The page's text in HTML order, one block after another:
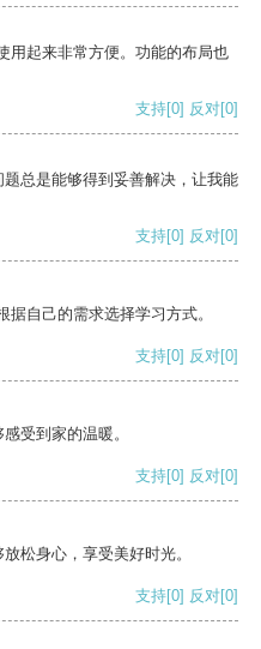
用起来非常方便。功能的布局也
支持[0] 反对[0]
总是能够得到妥善解决，让我能
支持[0] 反对[0]
自己的需求选择学习方式。
支持[0] 反对[0]
受到家的温暖。
支持[0] 反对[0]
松身心，享受美好时光。
支持[0] 反对[0]